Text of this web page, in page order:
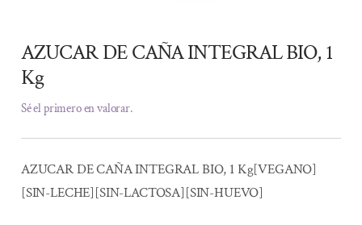
AZUCAR DE CAÑA INTEGRAL BIO, 1
Kg
Sé el primero en valorar.
AZUCAR DE CAÑA INTEGRAL BIO, 1 Kg[VEGANO]
[SIN-LECHE][SIN-LACTOSA][SIN-HUEVO]